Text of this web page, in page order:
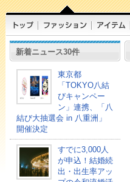
新着ニュース30件
東京都
「TOKYO八結
びキャンペー
ン」連携、「八
結び大抽選会 in 八重洲」
開催決定
すでに3,000人
が申込！結婚続
出・出生率アッ